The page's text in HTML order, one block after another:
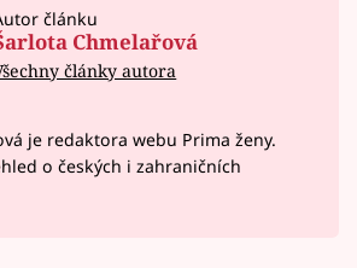
článku
Chmelařová
články autora
je redaktora webu Prima ženy.
o českých i zahraničních